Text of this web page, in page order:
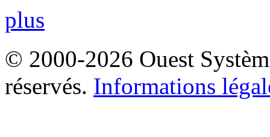
plus
© 2000-2026 Ouest
réservés. Informations